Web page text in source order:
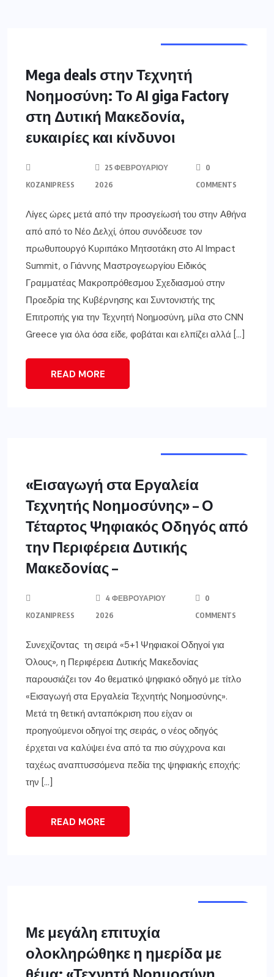
Mega deals στην Τεχνητή
Νοημοσύνη: Το AI giga Factory
στη Δυτική Μακεδονία,
ευκαιρίες και κίνδυνοι
KOZANIPRESS
25 ΦΕΒΡΟΥΑΡΊΟΥ
2026
0
COMMENTS
Λίγες ώρες μετά από την προσγείωσή του στην Αθήνα
από από το Νέο Δελχί, όπου συνόδευσε τον
πρωθυπουργό Κυριπάκο Μητσοτάκη στο AI Impact
Summit, ο Γιάννης Μαστρογεωργίου Ειδικός
Γραμματέας Μακροπρόθεσμου Σχεδιασμού στην
Προεδρία της Κυβέρνησης και Συντονιστής της
Επιτροπής για την Τεχνητή Νοημοσύνη, μίλα στο CNN
Greece για όλα όσα είδε, φοβάται και ελπίζει αλλά […]
READ MORE
«Εισαγωγή στα Εργαλεία
Τεχνητής Νοημοσύνης» – Ο
Τέταρτος Ψηφιακός Οδηγός από
την Περιφέρεια Δυτικής
Μακεδονίας –
KOZANIPRESS
4 ΦΕΒΡΟΥΑΡΊΟΥ
2026
0
COMMENTS
Συνεχίζοντας τη σειρά «5+1 Ψηφιακοί Οδηγοί για
Όλους», η Περιφέρεια Δυτικής Μακεδονίας
παρουσιάζει τον 4ο θεματικό ψηφιακό οδηγό με τίτλο
«Εισαγωγή στα Εργαλεία Τεχνητής Νοημοσύνης».
Μετά τη θετική ανταπόκριση που είχαν οι
προηγούμενοι οδηγοί της σειράς, ο νέος οδηγός
έρχεται να καλύψει ένα από τα πιο σύγχρονα και
ταχέως αναπτυσσόμενα πεδία της ψηφιακής εποχής:
την […]
READ MORE
Με μεγάλη επιτυχία
ολοκληρώθηκε η ημερίδα με
θέμα: «Τεχνητή Νοημοσύνη,